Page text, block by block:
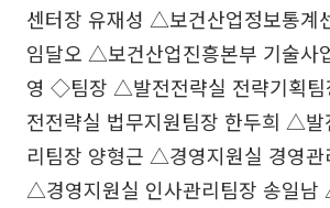
센터장 유재성 △보건산업정보통계
임달오 △보건산업진흥본부 기술사
영 ◇팀장 △발전전략실 전략기획
전전략실 법무지원팀장 한두희 △발
리팀장 양형근 △경영지원실 경영관
△경영지원실 인사관리팀장 송일